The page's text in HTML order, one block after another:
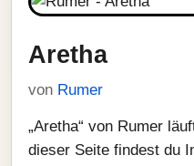
Aretha
von Rumer
„Aretha“ von Rumer
dieser Seite findest du